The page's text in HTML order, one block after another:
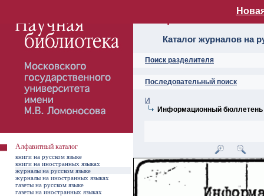
Алфавитный
Каталог журналов на
Поиск разделителя
Последовательный поиск
И
Информационный бюллетень
Алфавитный каталог
книги на русском языке
книги на иностранных языках
журналы на русском языке
журналы на иностранных языках
газеты на русском языке
газеты на иностранных языках